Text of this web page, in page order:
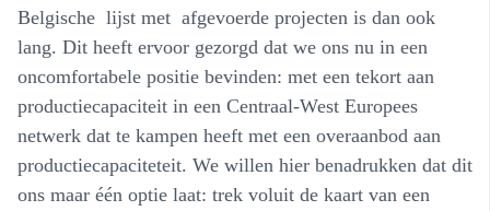
Belgische lijst met afgevoerde projecten is dan ook
lang. Dit heeft ervoor gezorgd dat we ons nu in een
oncomfortabele positie bevinden: met een tekort aan
productiecapaciteit in een Centraal-West Europees
netwerk dat te kampen heeft met een overaanbod aan
productiecapaciteteit. We willen hier benadrukken dat dit
ons maar één optie laat: trek voluit de kaart van een